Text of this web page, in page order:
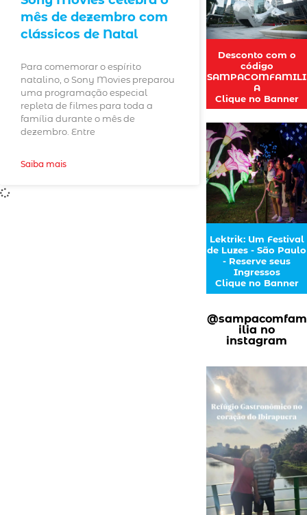
mês de dezembro com
clássicos de Natal
Para comemorar o espírito
natalino, o Sony Movies preparou
uma programação especial
repleta de filmes para toda a
família durante o mês de
dezembro. Entre
Saiba mais
Desconto com o
código
SAMPACOMFAMILI
A
Clique no Banner
Lektrik: Um Festival
de Luzes - São Paulo
- Reserve seus
Ingressos
Clique no Banner
@sampacomfam
ilia no
instagram